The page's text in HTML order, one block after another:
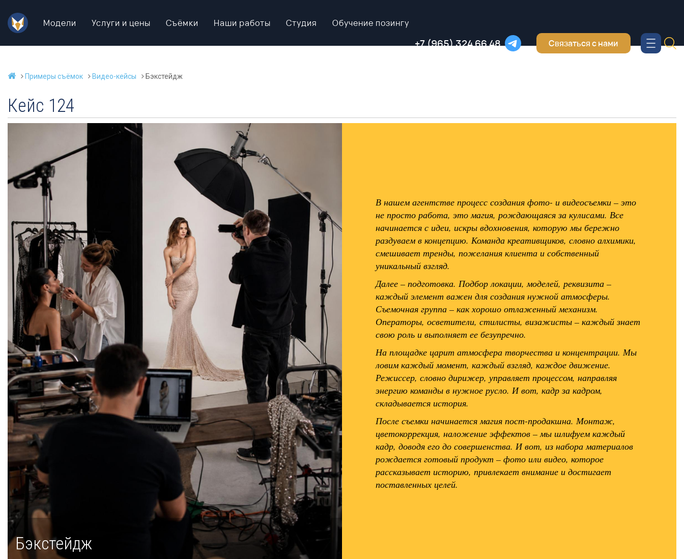
Модели Услуги и цены Съёмки Наши работы Студия Обучение позингу
+7 (965) 324 66 48 Связаться с нами
Примеры съёмок Видео-кейсы Бэкстейдж
Кейс 124
Бэкстейдж
В нашем агентстве процесс создания фото- и видеосъемки – это
не просто работа, это магия, рождающаяся за кулисами. Все
начинается с идеи, искры вдохновения, которую мы бережно
раздуваем в концепцию. Команда креативщиков, словно алхимики,
смешивает тренды, пожелания клиента и собственный
уникальный взгляд.
Далее – подготовка. Подбор локации, моделей, реквизита –
каждый элемент важен для создания нужной атмосферы.
Съемочная группа – как хорошо отлаженный механизм.
Операторы, осветители, стилисты, визажисты – каждый знает
свою роль и выполняет ее безупречно.
На площадке царит атмосфера творчества и концентрации. Мы
ловим каждый момент, каждый взгляд, каждое движение.
Режиссер, словно дирижер, управляет процессом, направляя
энергию команды в нужное русло. И вот, кадр за кадром,
складывается история.
После съемки начинается магия пост-продакшна. Монтаж,
цветокоррекция, наложение эффектов – мы шлифуем каждый
кадр, доводя его до совершенства. И вот, из набора материалов
рождается готовый продукт – фото или видео, которое
рассказывает историю, привлекает внимание и достигает
поставленных целей.